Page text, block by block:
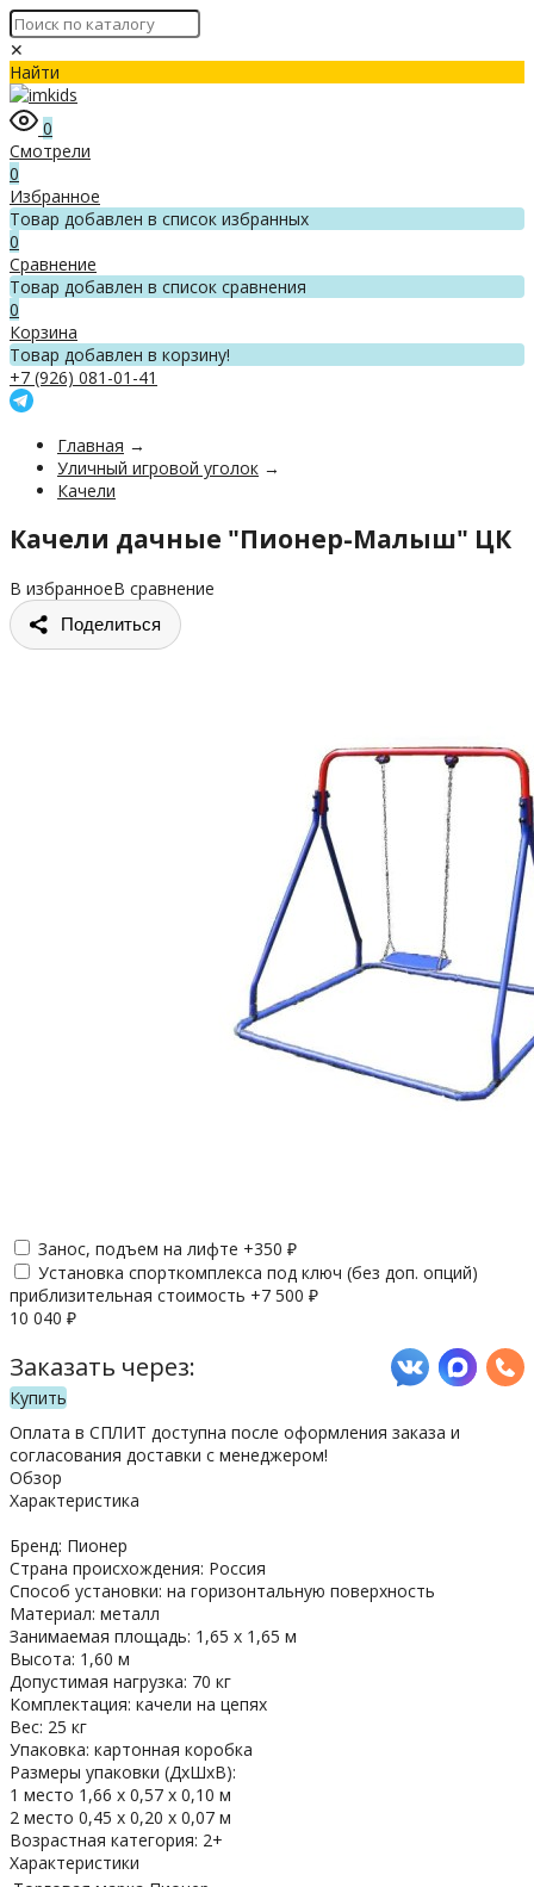
✕
Найти
0
Смотрели
0
Избранное
Товар добавлен в список избранных
0
Сравнение
Товар добавлен в список сравнения
0
Корзина
Товар добавлен в корзину!
+7 (926) 081-01-41
Главная →
Уличный игровой уголок →
Качели
Качели дачные "Пионер-Малыш" ЦК
В избранноеВ сравнение
Поделиться
Занос, подъем на лифте +350 ₽
Установка спорткомплекса под ключ (без доп. опций)
приблизительная стоимость +7 500 ₽
10 040 ₽
Заказать через:
Купить
Оплата в СПЛИТ доступна после оформления заказа и
согласования доставки с менеджером!
Обзор
Характеристика
Бренд: Пионер
Страна происхождения: Россия
Способ установки: на горизонтальную поверхность
Материал: металл
Занимаемая площадь: 1,65 х 1,65 м
Высота: 1,60 м
Допустимая нагрузка: 70 кг
Комплектация: качели на цепях
Вес: 25 кг
Упаковка: картонная коробка
Размеры упаковки (ДхШхВ):
1 место 1,66 х 0,57 х 0,10 м
2 место 0,45 х 0,20 х 0,07 м
Возрастная категория: 2+
Характеристики